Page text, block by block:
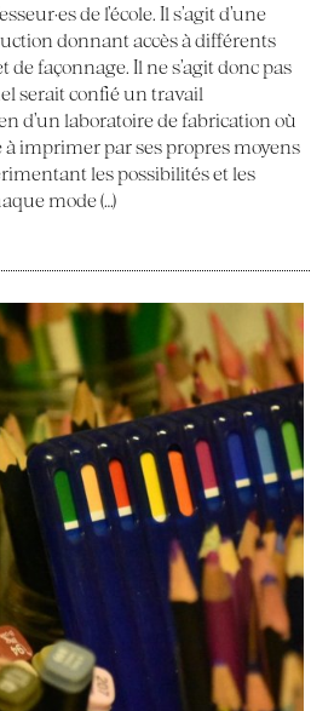
de l’école. Il s’agit d’une
donnant accès à différents
de façonnage. Il ne s’agit donc pas
serait confié un travail
d’un laboratoire de fabrication où
à imprimer par ses propres moyens
les possibilités et les
mode (…)